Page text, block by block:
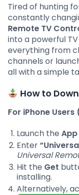
Tired of hunting
constantly
Remote TV
into a powerful
everything from
channels or
all with a simple
How to
For iPhone Users
Launch the
Enter
Universal
Hit the Get
installing.
Alternatively,